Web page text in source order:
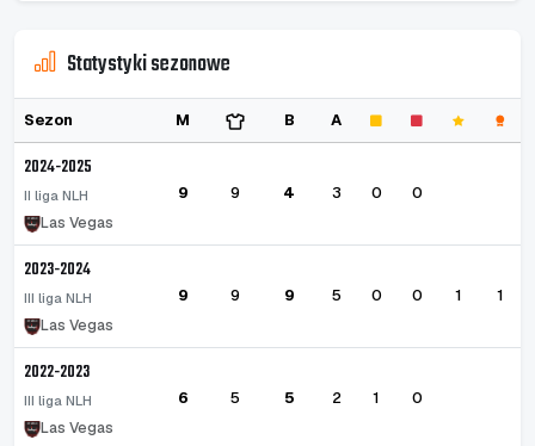
Statystyki sezonowe
Sezon M B A
2024-2025
II liga NLH
Las Vegas
9 9 4 3 0 0
2023-2024
III liga NLH
Las Vegas
9 9 9 5 0 0 1 1
2022-2023
III liga NLH
Las Vegas
6 5 5 2 1 0